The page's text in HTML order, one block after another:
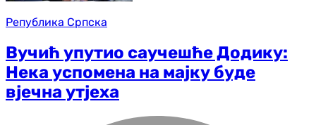
Република Српска
Вучић упутио саучешће Додику:
Нека успомена на мајку буде
вјечна утјеха